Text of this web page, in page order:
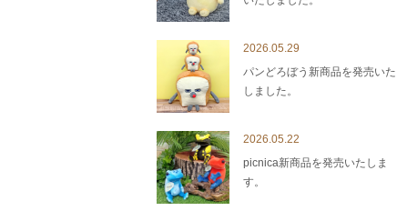
2026.05.29
パンどろぼう新商品を発売いた
しました。
2026.05.22
picnica新商品を発売いたしま
す。